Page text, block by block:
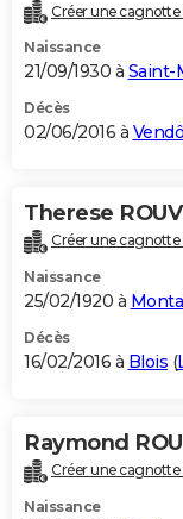
Créer une cagnotte
Naissance
21/09/1930 à Saint-
Décès
02/06/2016 à
Therese
Créer une cagnotte
Naissance
25/02/1920 à
Décès
16/02/2016 à Blois (
Raymond
Créer une cagnotte
Naissance